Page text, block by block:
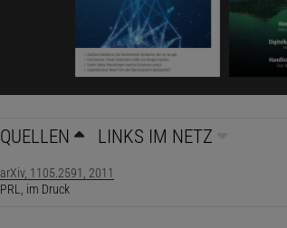
QUELLEN LINKS IM NETZ
arXiv, 1105.2591, 2011
PRL, im Druck